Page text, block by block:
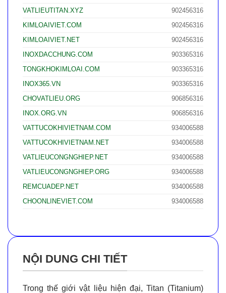
VATLIEUTITAN.XYZ
902456316
KIMLOAIVIET.COM
902456316
KIMLOAIVIET.NET
902456316
INOXDACCHUNG.COM
903365316
TONGKHOKIMLOAI.COM
903365316
INOX365.VN
903365316
CHOVATLIEU.ORG
906856316
INOX.ORG.VN
906856316
VATTUCOKHIVIETNAM.COM
934006588
VATTUCOKHIVIETNAM.NET
934006588
VATLIEUCONGNGHIEP.NET
934006588
VATLIEUCONGNGHIEP.ORG
934006588
REMCUADEP.NET
934006588
CHOONLINEVIET.COM
934006588
NỘI DUNG CHI TIẾT
Trong thế giới vật liệu hiện đại, Titan (Titanium)